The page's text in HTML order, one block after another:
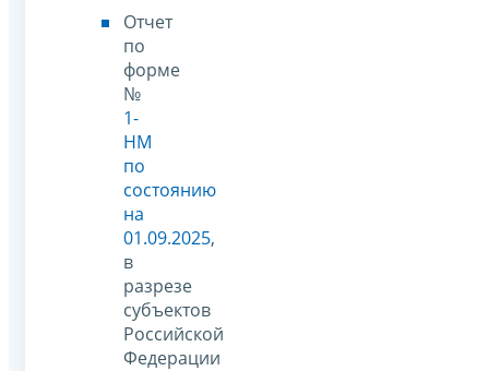
Отчет
по
форме
№
1-
НМ
по
состоянию
на
01.09.2025,
в
разрезе
субъектов
Российской
Федерации